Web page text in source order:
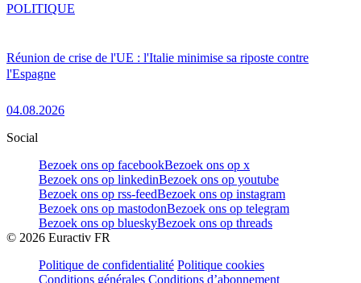
Réunion de crise de l'UE : l'Italie minimise sa riposte contre
l'Espagne
04.08.2026
POLITIQUE
Social
Bezoek ons op facebookBezoek ons op x
Bezoek ons op linkedinBezoek ons op youtube
Bezoek ons op rss-feedBezoek ons op instagram
Bezoek ons op mastodonBezoek ons op telegram
Bezoek ons op blueskyBezoek ons op threads
© 2026 Euractiv FR
Politique de confidentialité Politique cookies
Conditions générales Conditions d’abonnement